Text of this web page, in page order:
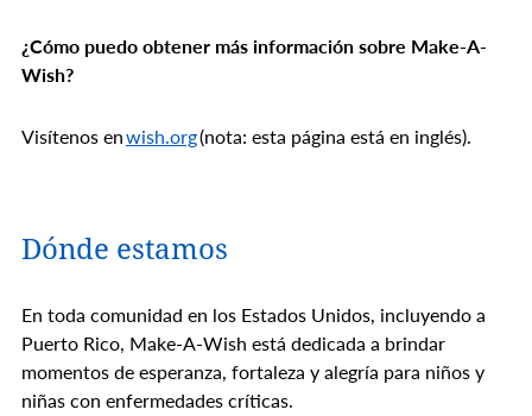
¿Cómo puedo obtener más información sobre Make-A-
Wish?
Visítenos enwish.org(nota: esta página está en inglés).
Dónde estamos
En toda comunidad en los Estados Unidos, incluyendo a
Puerto Rico, Make-A-Wish está dedicada a brindar
momentos de esperanza, fortaleza y alegría para niños y
niñas con enfermedades críticas.